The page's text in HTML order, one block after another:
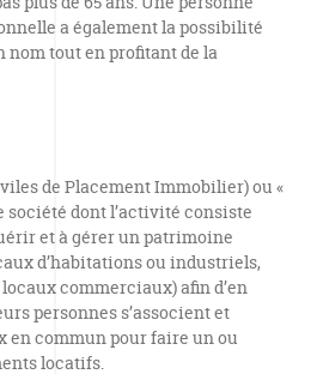
a également la possibilité
nom tout en profitant de la
de Placement Immobilier) ou «
société dont l’activité consiste
et à gérer un patrimoine
d’habitations ou industriels,
commerciaux) afin d’en
personnes s’associent et
en commun pour faire un ou
locatifs.